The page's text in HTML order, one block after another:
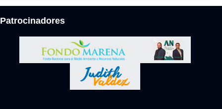
Patrocinadores